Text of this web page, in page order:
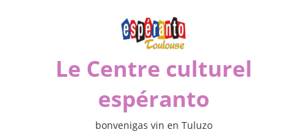
Le Centre culturel
espéranto
bonvenigas vin en Tuluzo